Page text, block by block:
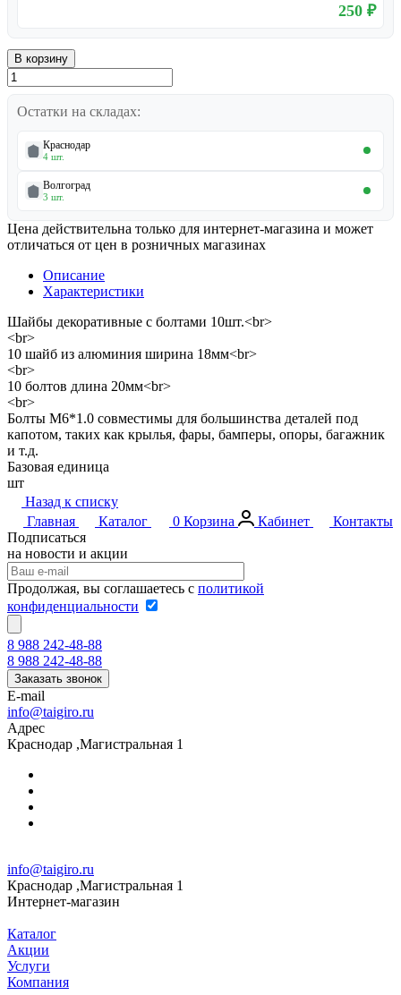
250 ₽
В корзину
Остатки на складах:
Краснодар
4 шт.
Волгоград
3 шт.
Цена действительна только для интернет-магазина и может
отличаться от цен в розничных магазинах
Описание
Характеристики
Шайбы декоративные с болтами 10шт.<br>
<br>
10 шайб из алюминия ширина 18мм<br>
<br>
10 болтов длина 20мм<br>
<br>
Болты М6*1.0 совместимы для большинства деталей под
капотом, таких как крылья, фары, бамперы, опоры, багажник
и т.д.
Базовая единица
шт
Назад к списку
Главная
Каталог 0 Корзина Кабинет
Контакты
Подписаться
на новости и акции
Продолжая, вы соглашаетесь с политикой
конфиденциальности
8 988 242-48-88
8 988 242-48-88
Заказать звонок
E-mail
info@taigiro.ru
Адрес
Краснодар ,Магистральная 1
info@taigiro.ru
Краснодар ,Магистральная 1
Интернет-магазин
Каталог
Акции
Услуги
Компания